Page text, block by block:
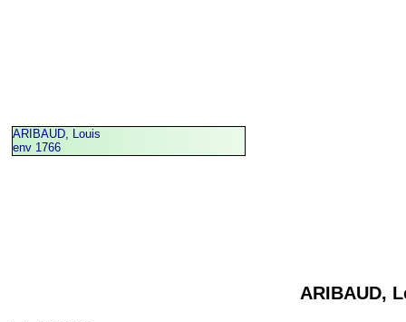
ARIBAUD, Louis
env 1766
ARIBAUD,